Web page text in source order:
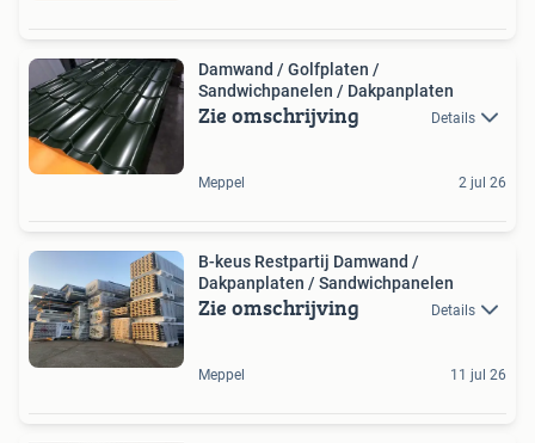
Damwand / Golfplaten /
Sandwichpanelen / Dakpanplaten
Zie omschrijving Details
Meppel 2 jul 26
B-keus Restpartij Damwand /
Dakpanplaten / Sandwichpanelen
Zie omschrijving Details
Meppel 11 jul 26